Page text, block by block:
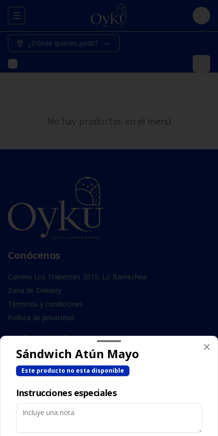
Abrir menu de navegación Login
¿Dónde quieres pedir?
No hay productos en el menú
Conócenos
Camino Los Trapenses 3515, Lo Barnechea
Zona de Delivery
Términos y condiciones
Política de privacidad
Redes sociales
Instagram
Facebook
Mi cuenta
Sándwich Atún Mayo
Este producto no esta disponible
Instrucciones especiales